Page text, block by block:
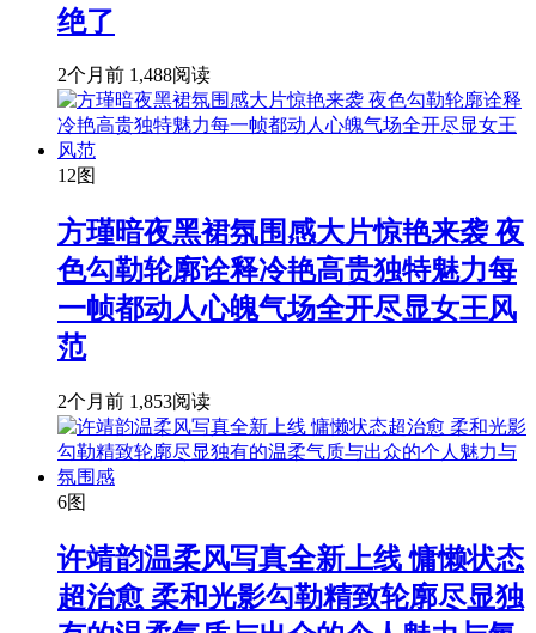
绝了
2个月前 1,488阅读
12图
方瑾暗夜黑裙氛围感大片惊艳来袭 夜
色勾勒轮廓诠释冷艳高贵独特魅力每
一帧都动人心魄气场全开尽显女王风
范
2个月前 1,853阅读
6图
许靖韵温柔风写真全新上线 慵懒状态
超治愈 柔和光影勾勒精致轮廓尽显独